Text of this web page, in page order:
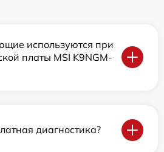
используются при
платы MSI K9NGM-
диагностика?